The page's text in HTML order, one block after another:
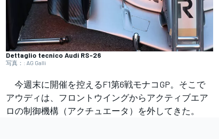
Dettaglio tecnico Audi RS-26
写真：: AG Galli
今週末に開催を控えるF1第6戦モナコGP。そこで
アウディは、フロントウイングからアクティブエア
ロの制御機構（アクチュエータ）を外してきた。